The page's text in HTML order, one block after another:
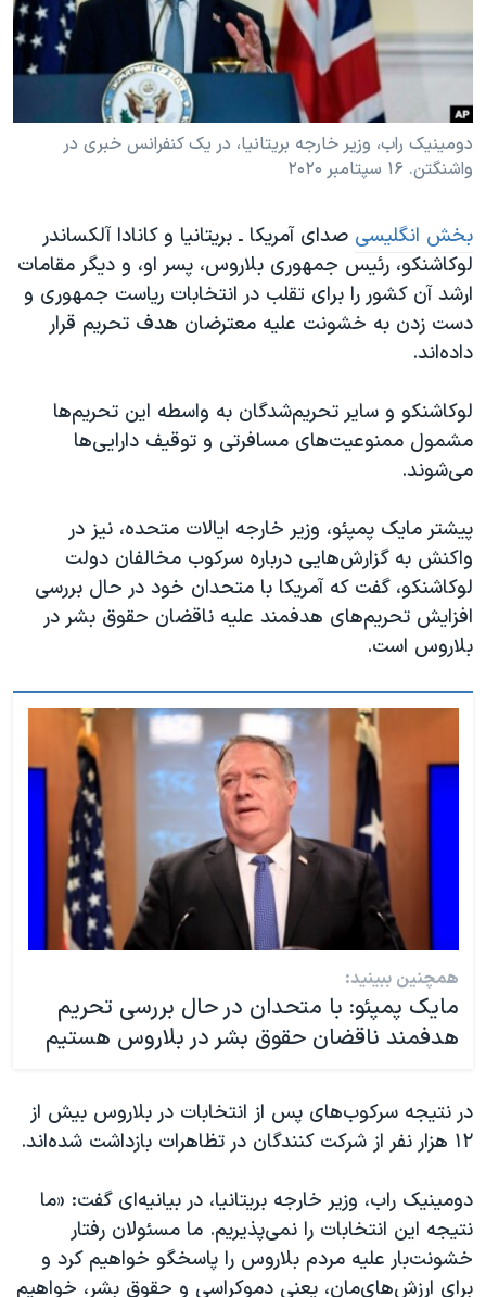
فرهنگ و زندگی
حقوق شهروندی
علم و فناوری
اسرائیل در جنگ
آرشیو پخش زنده
انتخابات ریاست جمهوری آمریکا ۲۰۲۴
حمله جمهوری اسلامی به اسرائیل
رمز مهسا
ورزش زنان در ایران
مجموعه مستندهای دادخواهی
تریبونال مردمی آبان ۹۸
دادگاه حمید نوری
قانون شفافیت دارائی کادر رهبری ایران
اعتراضات مردمی آبان ۹۸
نرگس محمدی برنده جایزه نوبل صلح
همایش محافظه‌کاران آمریکا «سی‌پک»
صفحه‌های ویژه
سفر پرزیدنت ترامپ به چین
زبانهای مختلف
دومینیک راب، وزیر خارجه بریتانیا، در یک کنفرانس خبری در
واشنگتن. ۱۶ سپتامبر ۲۰۲۰
بخش انگلیسی صدای آمریکا ـ بریتانیا و کانادا آلکساندر
لوکاشنکو، رئیس جمهوری بلاروس، پسر او، و دیگر مقامات
ارشد آن کشور را برای تقلب در انتخابات ریاست جمهوری و
دست زدن به خشونت علیه معترضان هدف تحریم قرار
داده‌اند.
لوکاشنکو و سایر تحریم‌شدگان به واسطه این تحریم‌ها
مشمول ممنوعیت‌های مسافرتی و توقیف دارایی‌ها
می‌شوند.
پیشتر مایک پمپئو، وزیر خارجه ایالات متحده، نیز در
واکنش به گزارش‌هایی درباره سرکوب مخالفان دولت
لوکاشنکو، گفت که آمریکا با متحدان خود در حال بررسی
افزایش تحریم‌های هدفمند علیه ناقضان حقوق بشر در
بلاروس است.
همچنین ببینید:
مایک پمپئو: با متحدان در حال بررسی تحریم
هدفمند ناقضان حقوق بشر در بلاروس هستیم
در نتیجه سرکوب‌های پس از انتخابات در بلاروس بیش از
۱۲ هزار نفر از شرکت کنندگان در تظاهرات بازداشت شده‌اند.
دومینیک راب، وزیر خارجه بریتانیا، در بیانیه‌ای گفت: «ما
نتیجه این انتخابات را نمی‌پذیریم. ما مسئولان رفتار
خشونت‌بار علیه مردم بلاروس را پاسخگو خواهیم کرد و
برای ارزش‌های‌مان، یعنی دموکراسی و حقوق بشر، خواهیم